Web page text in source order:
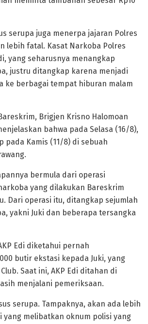
serupa juga menerpa jajaran Polres
lebih fatal. Kasat Narkoba Polres
yang seharusnya menangkap
justru ditangkap karena menjadi
ke berbagai tempat hiburan malam
Brigjen Krisno Halomoan
bahwa pada Selasa (16/8),
pada Kamis (11/8) di sebuah
bermula dari operasi
yang dilakukan Bareskrim
Dari operasi itu, ditangkap sejumlah
yakni Juki dan beberapa tersangka
Edi diketahui pernah
butir ekstasi kepada Juki, yang
Saat ini, AKP Edi ditahan di
menjalani pemeriksaan.
serupa. Tampaknya, akan ada lebih
yang melibatkan oknum polisi yang